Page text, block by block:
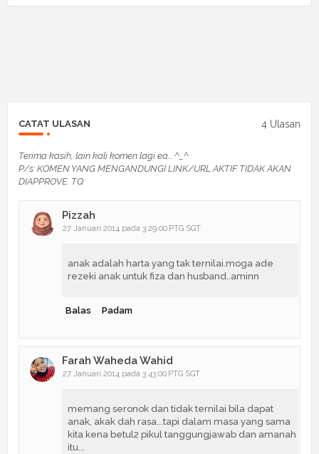
CATAT ULASAN 4 Ulasan
Terima kasih, lain kali komen lagi ea... ^_^
P/s: KOMEN YANG MENGANDUNGI LINK/URL AKTIF TIDAK AKAN
DIAPPROVE. TQ
Pizzah
27 Januari 2014 pada 3:29:00 PTG SGT
anak adalah harta yang tak ternilai.moga ade
rezeki anak untuk fiza dan husband..aminn
Balas Padam
Farah Waheda Wahid
27 Januari 2014 pada 3:43:00 PTG SGT
memang seronok dan tidak ternilai bila dapat
anak, akak dah rasa...tapi dalam masa yang sama
kita kena betul2 pikul tanggungjawab dan amanah
itu...